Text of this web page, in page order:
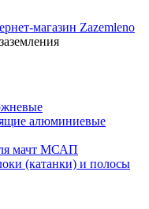
алюминиевые
мачт МСАП
(катанки) и полосы